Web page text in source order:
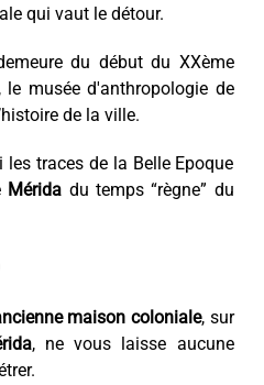
qui vaut le détour.
du début du XXème
le musée d'anthropologie de
de la ville.
les traces de la Belle Epoque
Mérida du temps “règne” du
maison coloniale, sur
, ne vous laisse aucune